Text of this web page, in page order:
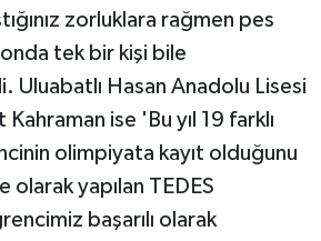
zorluklara rağmen pes
tek bir kişi bile
Uluabatlı Hasan Anadolu Lisesi
ise 'Bu yıl 19 farklı
olimpiyata kayıt olduğunu
yapılan TEDES
başarılı olarak